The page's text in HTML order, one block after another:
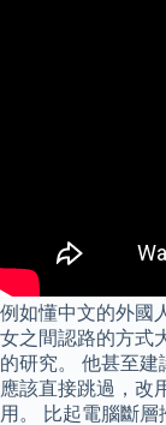
例如懂中文的外國
女之間認路的方式
的研究。 他甚至
應該直接跳過，改
用。 比起電腦斷